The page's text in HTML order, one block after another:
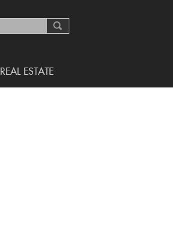
REAL ESTATE